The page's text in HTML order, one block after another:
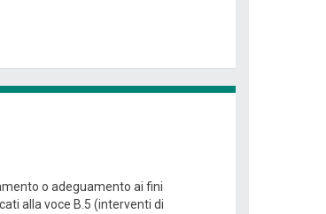
o adeguamento ai fini
alla voce B.5 (interventi di